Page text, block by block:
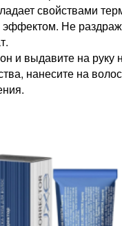
свойствами
эффектом. Не
и выдавите на руку
нанесите на